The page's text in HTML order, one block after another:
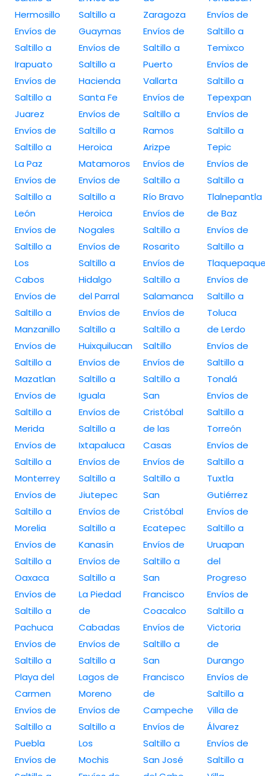
Hermosillo
Envíos de
Saltillo a
Irapuato
Envíos de
Saltillo a
Juarez
Envíos de
Saltillo a
La Paz
Envíos de
Saltillo a
León
Envíos de
Saltillo a
Los
Cabos
Envíos de
Saltillo a
Manzanillo
Envíos de
Saltillo a
Mazatlan
Envíos de
Saltillo a
Merida
Envíos de
Saltillo a
Monterrey
Envíos de
Saltillo a
Morelia
Envíos de
Saltillo a
Oaxaca
Envíos de
Saltillo a
Pachuca
Envíos de
Saltillo a
Playa del
Carmen
Envíos de
Saltillo a
Puebla
Envíos de
Saltillo a
Guaymas
Envíos de
Saltillo a
Hacienda
Santa Fe
Envíos de
Saltillo a
Heroica
Matamoros
Envíos de
Saltillo a
Heroica
Nogales
Envíos de
Saltillo a
Hidalgo
del Parral
Envíos de
Saltillo a
Huixquilucan
Envíos de
Saltillo a
Iguala
Envíos de
Saltillo a
Ixtapaluca
Envíos de
Saltillo a
Jiutepec
Envíos de
Saltillo a
Kanasín
Envíos de
Saltillo a
La Piedad
de
Cabadas
Envíos de
Saltillo a
Lagos de
Moreno
Envíos de
Saltillo a
Los
Mochis
Zaragoza
Envíos de
Saltillo a
Puerto
Vallarta
Envíos de
Saltillo a
Ramos
Arizpe
Envíos de
Saltillo a
Río Bravo
Envíos de
Saltillo a
Rosarito
Envíos de
Saltillo a
Salamanca
Envíos de
Saltillo a
Saltillo
Envíos de
Saltillo a
San
Cristóbal
de las
Casas
Envíos de
Saltillo a
San
Cristóbal
Ecatepec
Envíos de
Saltillo a
San
Francisco
Coacalco
Envíos de
Saltillo a
San
Francisco
de
Campeche
Envíos de
Saltillo a
San José
Envíos de
Saltillo a
Temixco
Envíos de
Saltillo a
Tepexpan
Envíos de
Saltillo a
Tepic
Envíos de
Saltillo a
Tlalnepantla
de Baz
Envíos de
Saltillo a
Envíos de
Saltillo a
Toluca
de Lerdo
Envíos de
Saltillo a
Tonalá
Envíos de
Saltillo a
Torreón
Envíos de
Saltillo a
Tuxtla
Gutiérrez
Envíos de
Saltillo a
Uruapan
del
Progreso
Envíos de
Saltillo a
Victoria
de
Durango
Envíos de
Saltillo a
Villa de
Álvarez
Envíos de
Saltillo a